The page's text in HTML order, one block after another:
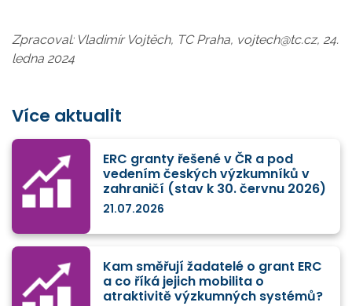
Zpracoval: Vladimír Vojtěch, TC Praha, vojtech@tc.cz, 24.
ledna 2024
Více aktualit
ERC granty řešené v ČR a pod
vedením českých výzkumníků v
zahraničí (stav k 30. červnu 2026)
21.07.2026
Kam směřují žadatelé o grant ERC
a co říká jejich mobilita o
atraktivitě výzkumných systémů?